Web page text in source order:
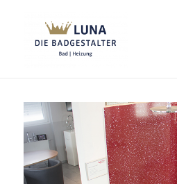
Fachbetrieb für
und